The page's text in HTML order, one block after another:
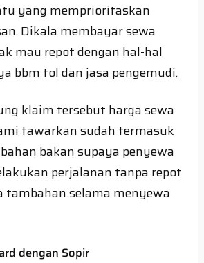
yang memprioritaskan
Dikala membayar sewa
mau repot dengan hal-hal
bbm tol dan jasa pengemudi.
klaim tersebut harga sewa
tawarkan sudah termasuk
bakan supaya penyewa
perjalanan tanpa repot
tambahan selama menyewa
dengan Sopir